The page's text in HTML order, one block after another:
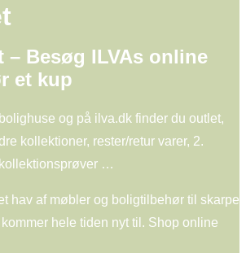
– Besøg ILVAs online
et kup
og på ilva.dk finder du outlet,
kollektioner, rester/retur varer, 2.
…
hav af møbler og boligtilbehør til skarpe
hele tiden nyt til. Shop online